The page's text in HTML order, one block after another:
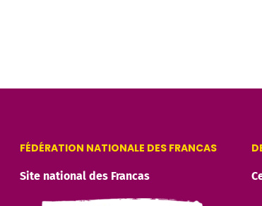
FÉDÉRATION NATIONALE DES FRANCAS
Site national des Francas